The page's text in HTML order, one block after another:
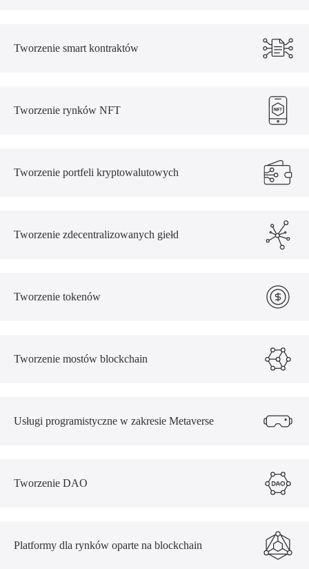
Tworzenie smart kontraktów
Tworzenie rynków NFT
Tworzenie portfeli kryptowalutowych
Tworzenie zdecentralizowanych giełd
Tworzenie tokenów
Tworzenie mostów blockchain
Usługi programistyczne w zakresie Metaverse
Tworzenie DAO
Platformy dla rynków oparte na blockchain